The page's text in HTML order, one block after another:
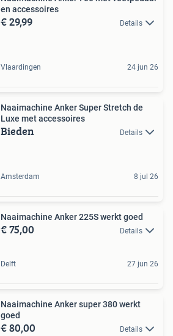
en accessoires
€ 29,99 Details
Vlaardingen 24 jun 26
Naaimachine Anker Super Stretch de
Luxe met accessoires
Bieden Details
Amsterdam 8 jul 26
Naaimachine Anker 225S werkt goed
€ 75,00 Details
Delft 27 jun 26
Naaimachine Anker super 380 werkt
goed
€ 80,00 Details